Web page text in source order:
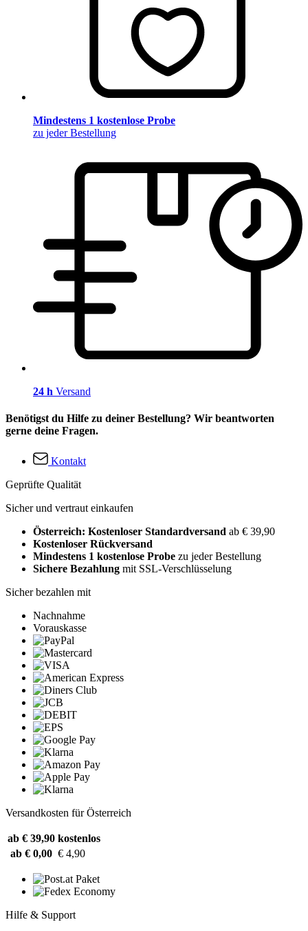
Mindestens 1 kostenlose Probe
zu jeder Bestellung
24 h Versand
Benötigst du Hilfe zu deiner Bestellung? Wir beantworten
gerne deine Fragen.
Kontakt
Geprüfte Qualität
Sicher und vertraut einkaufen
Österreich: Kostenloser Standardversand ab € 39,90
Kostenloser Rückversand
Mindestens 1 kostenlose Probe zu jeder Bestellung
Sichere Bezahlung mit SSL-Verschlüsselung
Sicher bezahlen mit
Nachnahme
Vorauskasse
Versandkosten für Österreich
ab € 39,90 kostenlos
ab € 0,00 € 4,90
Hilfe & Support